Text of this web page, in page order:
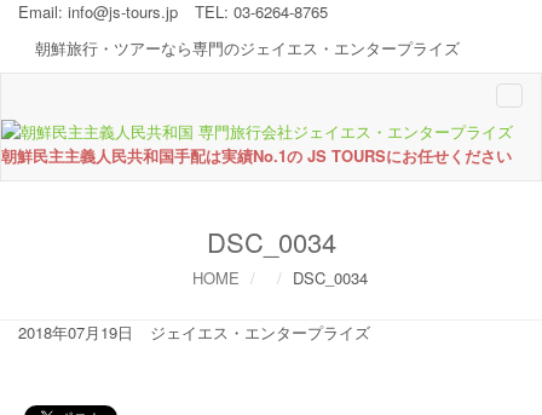
Email: info@js-tours.jp
TEL: 03-6264-8765
朝鮮旅行・ツアーなら専門のジェイエス・エンタープライズ
朝鮮民主主義人民共和国手配は実績No.1の JS TOURSにお任せください
DSC_0034
HOME DSC_0034
2018年07月19日 ジェイエス・エンタープライズ